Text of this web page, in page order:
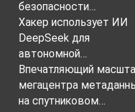
безопасности…
Хакер использует ИИ
DeepSeek для
автономной…
Впечатляющий
мегацентра
на спутниковом…